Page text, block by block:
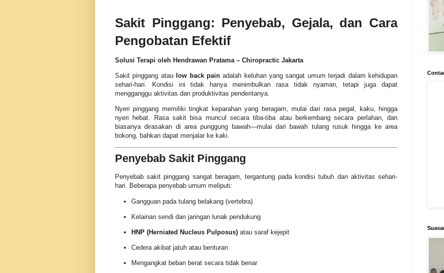
Sakit Pinggang: Penyebab, Gejala, dan Cara
Pengobatan Efektif
Solusi Terapi oleh Hendrawan Pratama – Chiropractic Jakarta
Sakit pinggang atau low back painadalah keluhan yang sangat umum terjadi dalam kehidupan
sehari-hari. Kondisi ini tidak hanya menimbulkan rasa tidak nyaman, tetapi juga dapat
mengganggu aktivitas dan produktivitas penderitanya.
Nyeri pinggang memiliki tingkat keparahan yang beragam, mulai dari rasa pegal, kaku, hingga
nyeri hebat. Rasa sakit bisa muncul secara tiba-tiba atau berkembang secara perlahan, dan
biasanya dirasakan di area punggung bawah—mulai dari bawah tulang rusuk hingga ke area
bokong, bahkan dapat menjalar ke kaki.
Penyebab Sakit Pinggang
Penyebab sakit pinggang sangat beragam, tergantung pada kondisi tubuh dan aktivitas sehari-
hari. Beberapa penyebab umum meliputi:
Gangguan pada tulang belakang (vertebra)
Kelainan sendi dan jaringan lunak pendukung
HNP (Herniated Nucleus Pulposus) atau saraf kejepit
Cedera akibat jatuh atau benturan
Mengangkat beban berat secara tidak benar